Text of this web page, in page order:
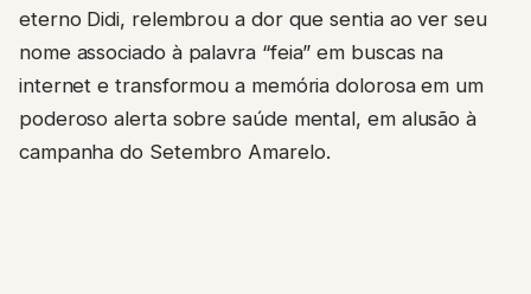
eterno Didi, relembrou a dor que sentia ao ver seu
nome associado à palavra “feia” em buscas na
internet e transformou a memória dolorosa em um
poderoso alerta sobre saúde mental, em alusão à
campanha do Setembro Amarelo.